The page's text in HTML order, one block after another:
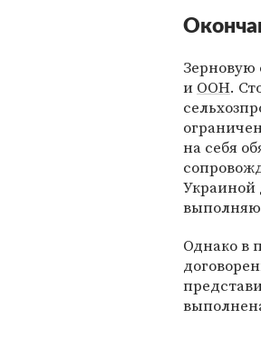
Зерновую
и ООН.
на себя
Украиной
Однако в